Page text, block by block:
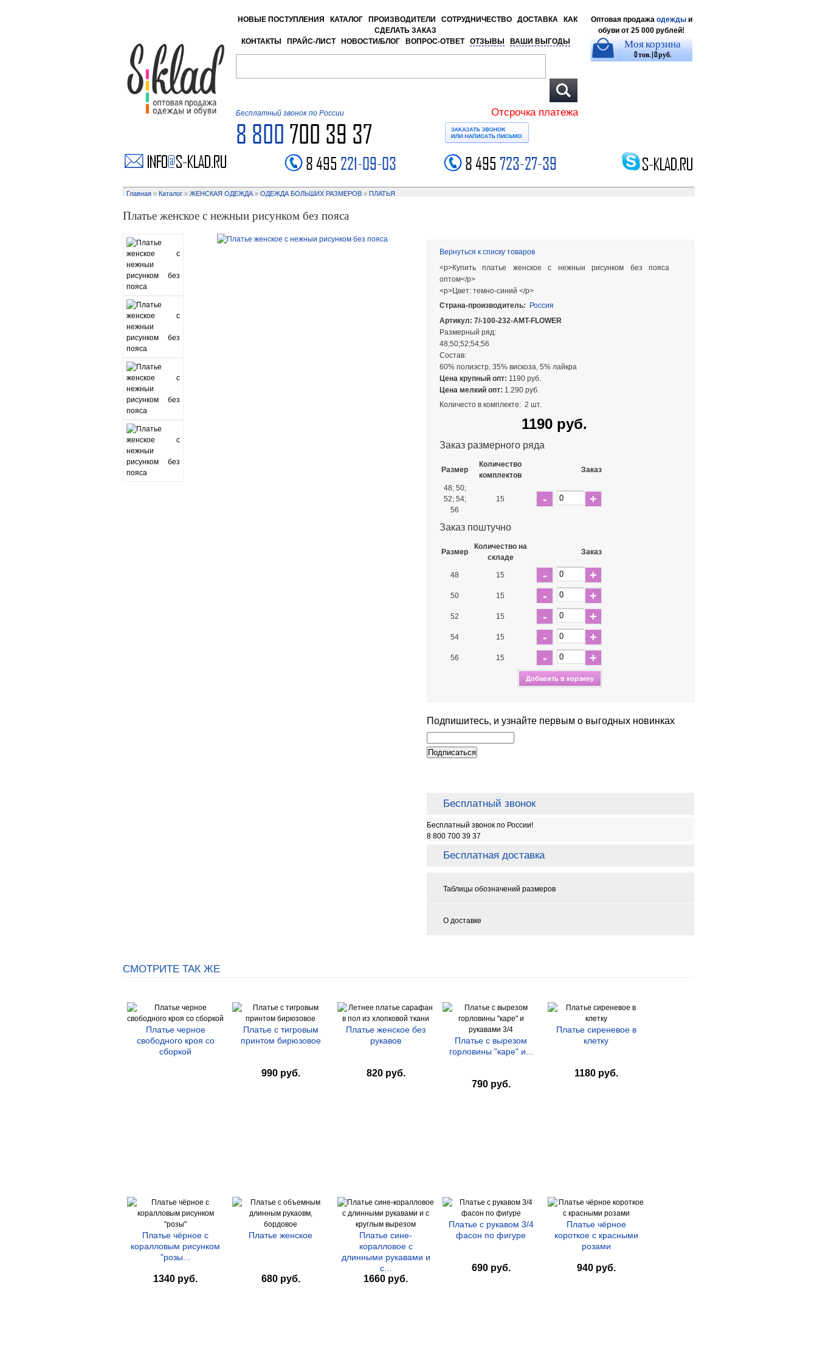
НОВЫЕ ПОСТУПЛЕНИЯ КАТАЛОГ ПРОИЗВОДИТЕЛИ СОТРУДНИЧЕСТВО ДОСТАВКА
КАК
СДЕЛАТЬ ЗАКАЗ
КОНТАКТЫ
ПРАЙС-ЛИСТ НОВОСТИ/БЛОГ ВОПРОС-ОТВЕТ ОТЗЫВЫ ВАШИ ВЫГОДЫ
Бесплатный звонок по России Отсрочка платежа
8 800 700 39 37
Оптовая продажа одеждыи
обуви от 25 000 рублей!
Моя корзина
0 тов. | 0 руб.
8 495 221-09-03 8 495 723-27-39
Главная » Каталог » ЖЕНСКАЯ ОДЕЖДА » ОДЕЖДА БОЛЬШИХ РАЗМЕРОВ » ПЛАТЬЯ
Платье женское с нежныи рисунком без пояса
Вернуться к списку товаров
<p>Купить платье женское с нежныи рисунком без пояса
оптом</p>
<p>Цвет: темно-синий </p>
Страна-производитель:
Россия
Артикул: 7/-100-232-AMT-FLOWER
Размерный ряд:
48;50;52;54;56
Состав:
60% полиэстр, 35% вискоза, 5% лайкра
Цена крупный опт: 1190 руб.
Цена мелкий опт: 1.290 руб.
Количесто в комплекте: 2 шт.
1190 руб.
Заказ размерного ряда
Размер
Количество
комплектов
Заказ
48; 50;
52; 54;
56
15 - +
Заказ поштучно
Размер
Количество на
складе
Заказ
48 15 - +
50 15 - +
52 15 - +
54 15 - +
56 15 - +
Подпишитесь, и узнайте первым о выгодных новинках
Бесплатный звонок
Бесплатный звонок по России!
8 800 700 39 37
Бесплатная доставка
Таблицы обозначений размеров
О доставке
СМОТРИТЕ ТАК ЖЕ
Платье черное
свободного кроя со
сборкой
Платье с тигровым
принтом бирюзовое
990 руб.
Платье женское без
рукавов
820 руб.
Платье с вырезом
горловины "каре" и...
790 руб.
Платье сиреневое в
клетку
1180 руб.
Платье чёрное с
коралловым рисунком
"розы...
1340 руб.
Платье женское
680 руб.
Платье сине-
коралловое с
длинными рукавами и
с...
1660 руб.
Платье с рукавом 3/4
фасон по фигуре
690 руб.
Платье чёрное
короткое с красными
розами
940 руб.